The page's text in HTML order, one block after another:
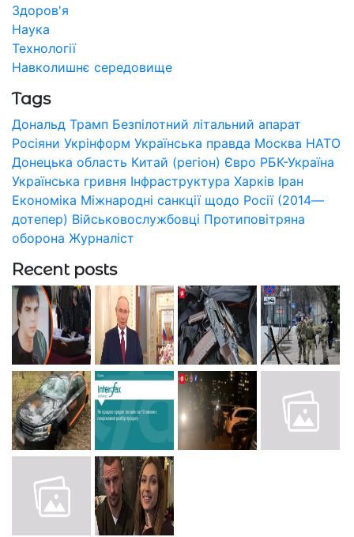
Здоров'я
Наука
Технології
Навколишнє середовище
Tags
Дональд Трамп Безпілотний літальний апарат
Росіяни Укрінформ Українська правда Москва НАТО
Донецька область Китай (регіон) Євро РБК-Україна
Українська гривня Інфраструктура Харків Іран
Економіка Міжнародні санкції щодо Росії (2014—
дотепер) Військовослужбовці Протиповітряна
оборона Журналіст
Recent posts